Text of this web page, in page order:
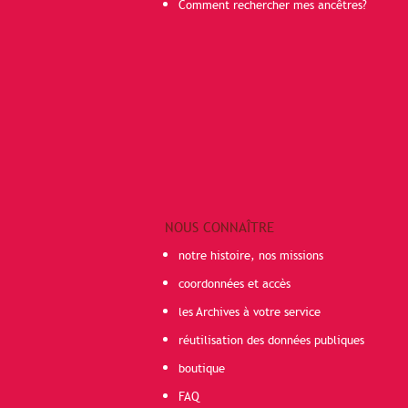
Comment rechercher mes ancêtres?
NOUS CONNAÎTRE
notre histoire, nos missions
coordonnées et accès
les Archives à votre service
réutilisation des données publiques
boutique
FAQ